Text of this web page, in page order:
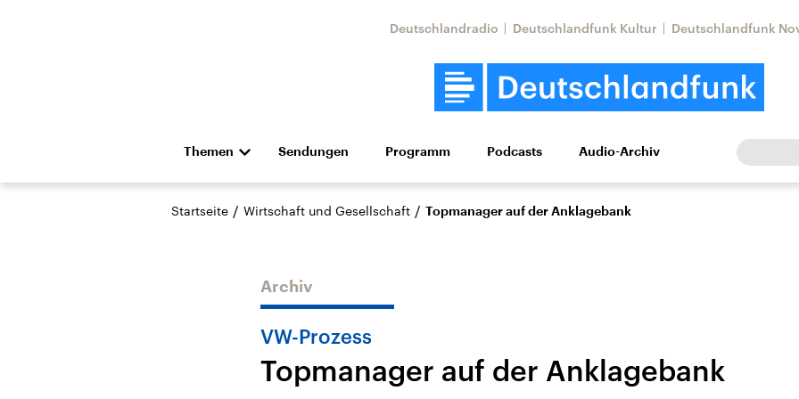
Deutschlandradio Deutschlandfunk Kultur Deutschlandfunk
Themen
Die Nachrichten Politik Wirtschaft Wissen Kultur Europa
Hörspiel und Feature Musik
Landtagswahl Sachsen-
USA
Aktuelle Beiträge,
Nahostkonflikt
Aktuelle Lage und
Iran
Sendungen Programm Podcasts Audio-Archiv
Startseite / Wirtschaft und Gesellschaft / Topmanager auf der Anklagebank
Archiv
VW-Prozess
Topmanager auf der Anklagebank